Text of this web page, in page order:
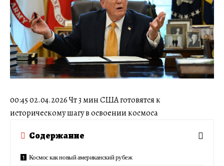
00:45 02.04.2026 Чт 3 мин США готовятся к
историческому шагу в освоении космоса
Содержание
Космос как новый американский рубеж